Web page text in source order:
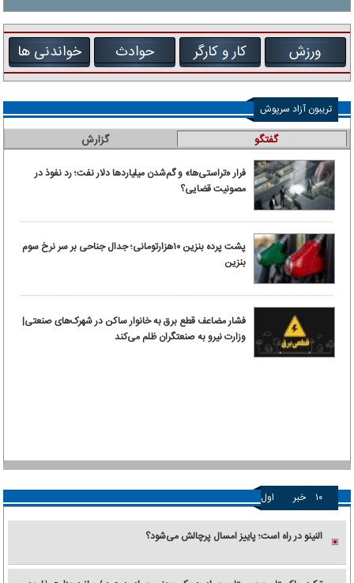
ورزش کار و کارگر حوادث خواندنی ها
تریبون آزاد سرپوش
گفتگو گزارش
فرار «تراستی‌ها» و گم‌شدن میلیاردها دلار نفت؛ رد نفوذ در
مصونیت قضایی؟
پشت پرده بنزین ۱۰‌هزارتومانی؛ جدال جناحی بر سر نرخ سوم
بنزین
فشار مضاعف قطع برق به خانوار ساکن در شهرک‌های صنعتی|
وزارت نیرو به صنعتگران ظلم می‌کند
۱۰ خبر اول
النینو در راه است؛ پاییز امسال پرچالش می‌شود؟